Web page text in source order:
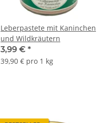
Leberpastete mit Kaninchen
und Wildkräutern
3,99 € *
39,90 € pro 1 kg